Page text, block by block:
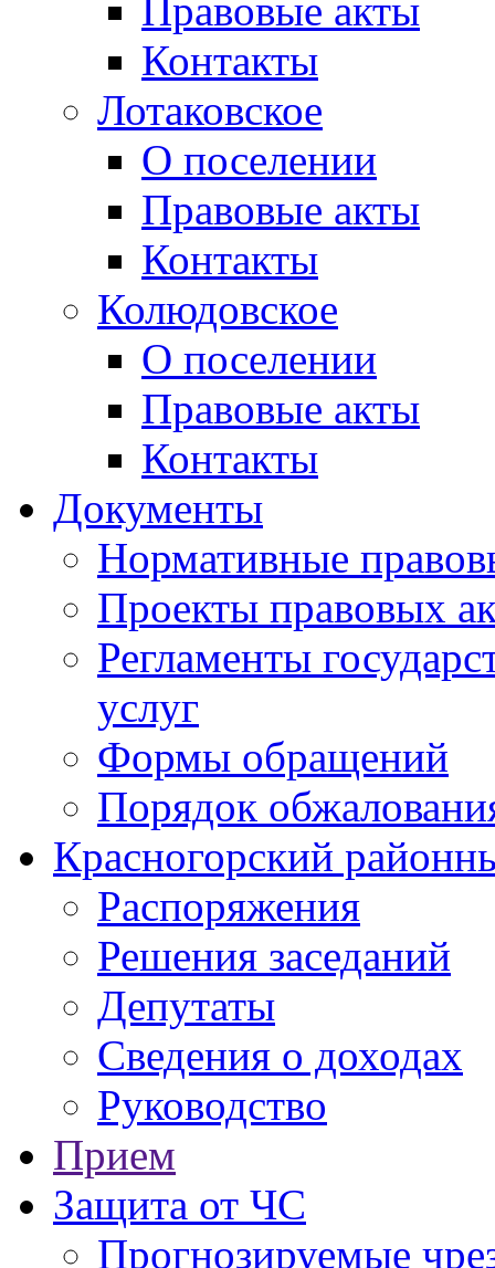
Правовые акты
Контакты
Лотаковское
О поселении
Правовые акты
Контакты
Колюдовское
О поселении
Правовые акты
Контакты
Документы
Нормативные
Проекты правовых
Регламенты
услуг
Формы обращений
Порядок
Красногорский
Распоряжения
Решения заседаний
Депутаты
Сведения о доходах
Руководство
Прием
Защита от ЧС
Прогнозируемые